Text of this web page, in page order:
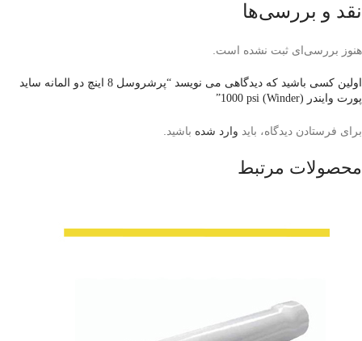
نقد و بررسی‌ها
هنوز بررسی‌ای ثبت نشده است.
اولین کسی باشید که دیدگاهی می نویسد “پرشروسل 8 اینچ دو المانه ساید
پورت وایندر (Winder) 1000 psi”
برای فرستادن دیدگاه، باید وارد شده باشید.
محصولات مرتبط